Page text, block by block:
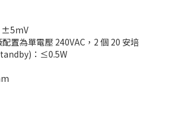
±5mV
置為單電壓 240VAC，2 個 20 安培
：≤0.5W